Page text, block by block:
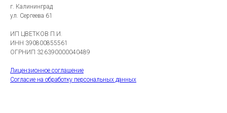
г. Калининград
ул. Сергеева 61
ИП ЦВЕТКОВ П.И.
ИНН 390800855561
ОГРНИП 326390000040489
Лицензионное соглашение
Согласие на обработку персональных данных